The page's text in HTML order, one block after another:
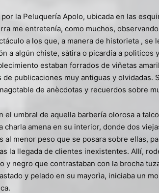
por la Peluquería Apolo, ubicada en las
me entretenía, como muchos,
a los que, a manera de historieta , se
a algún chiste, sàtira o picardía a polìticos
estaban forrados de viñetas
publicaciones muy antiguas y olvidadas.
de anècdotas y recuerdos sobre
el umbral de aquella barbería olorosa a
charla amena en su interior, donde dos
al menor peso que se posara sobre ellas,
la llegada de clientes inexistentes. Allí,
y negro que contrastaban con la brocha
y pelado en su mayorìa, iniciaba un